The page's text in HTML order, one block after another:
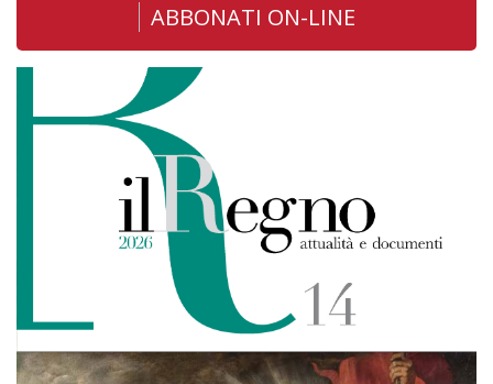
ABBONATI ON-LINE